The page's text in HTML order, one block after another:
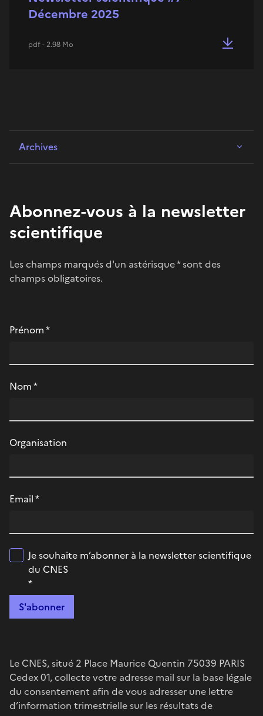
Décembre 2025
pdf - 2.98 Mo
Archives
Abonnez-vous à la newsletter
scientifique
Les champs marqués d'un astérisque * sont des
champs obligatoires.
Prénom*
Nom*
Organisation
Email*
Je souhaite m’abonner à la newsletter scientifique
du CNES
*
Le CNES, situé 2 Place Maurice Quentin 75039 PARIS
Cedex 01, collecte votre adresse mail sur la base légale
du consentement afin de vous adresser une lettre
d’information trimestrielle sur les résultats de